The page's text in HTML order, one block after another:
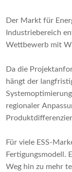
Der Markt für
Industriebereich
Wettbewerb mit
Da die
hängt der
regionaler
Für viele ESS-
Fertigungsmodell.
Weg hin zu mehr